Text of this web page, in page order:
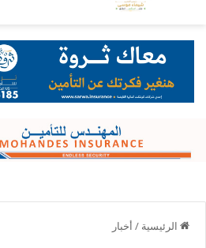
الرئيسية / أخبار